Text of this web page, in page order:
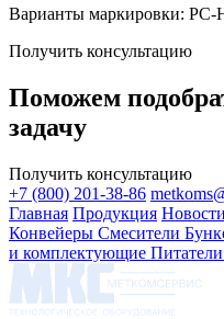
Варианты маркировки:
Получить консультацию
Поможем
задачу
Получить консультацию
+7 (800) 201-38-86
Главная Продукция Новости
Конвейеры Смесители
и комплектующие Питатели